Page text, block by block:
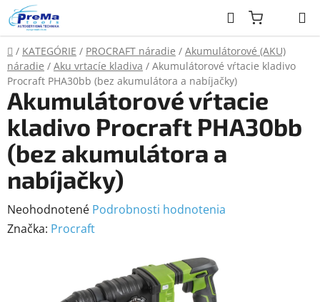
Prejsť
na
obsah
Hľadať
Domov
/ KATEGÓRIE / PROCRAFT náradie / Akumulátorové (AKU)
náradie / Aku vrtacíe kladiva / Akumulátorové vŕtacie kladivo
Procraft PHA30bb (bez akumulátora a nabíjačky)
Akumulátorové vŕtacie
kladivo Procraft PHA30bb
(bez akumulátora a
nabíjačky)
Priemerné
hodnotenie
Neohodnotené Podrobnosti hodnotenia
Značka: Procraft